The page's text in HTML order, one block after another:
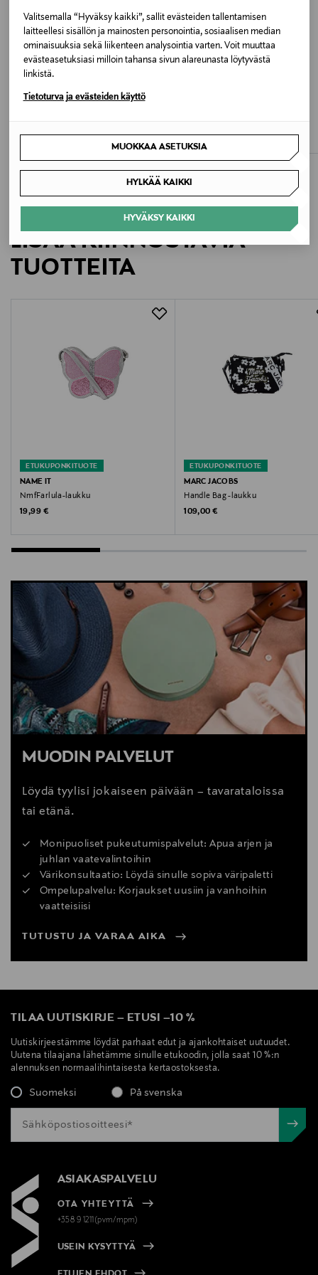
Valitsemalla “Hyväksy kaikki”, sallit evästeiden tallentamisen
laitteellesi sisällön ja mainosten personointia, sosiaalisen median
ominaisuuksia sekä liikenteen analysointia varten. Voit muuttaa
evästeasetuksiasi milloin tahansa sivun alareunasta löytyvästä
linkistä.
Tietoturva ja evästeiden käyttö
MUOKKAA ASETUKSIA
HYLKÄÄ KAIKKI
HYVÄKSY KAIKKI
WHITE
Koko
One size
Valmistusmaa
Valmistajan osoite
Digitaalinen osoite
asiakaspalvelu@martinex.fi
NAME IT
LISÄÄ KIINNOSTAVIA
TUOTTEITA
ETUKUPONKITUOTE
NAME IT
NmfFarlula-laukku
Original Price
19,99 €
ETUKUPONKITUOTE
MARC JACOBS
Handle Bag -laukku
Original Price
109,00 €
MUODIN PALVELUT
Löydä tyylisi jokaiseen päivään – tavarataloissa
tai etänä.
Monipuoliset pukeutumispalvelut: Apua arjen ja
juhlan vaatevalintoihin
Värikonsultaatio: Löydä sinulle sopiva väripaletti
Ompelupalvelu: Korjaukset uusiin ja vanhoihin
vaatteisiisi
TUTUSTU JA VARAA AIKA
TILAA UUTISKIRJE – ETUSI –10 %
Uutiskirjeestämme löydät parhaat edut ja ajankohtaiset uutuudet.
Uutena tilaajana lähetämme sinulle etukoodin, jolla saat 10 %:n
alennuksen normaalihintaisesta kertaostoksesta.
Suomeksi På svenska
ASIAKASPALVELU
OTA YHTEYTTÄ
+358 9 1211(pvm/mpm)
USEIN KYSYTTYÄ